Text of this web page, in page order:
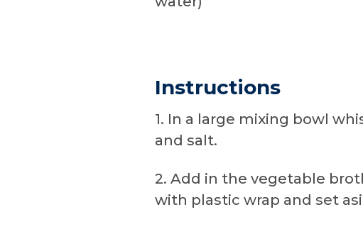
Instructions
1. In a large mixing bowl
and salt.
2. Add in the vegetable
with plastic wrap and set